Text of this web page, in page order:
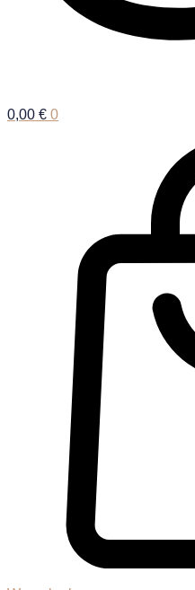
0,00 € 0